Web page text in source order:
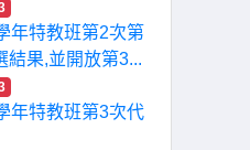
年特教班第2次第
結果,並開放第3...
年特教班第3次代